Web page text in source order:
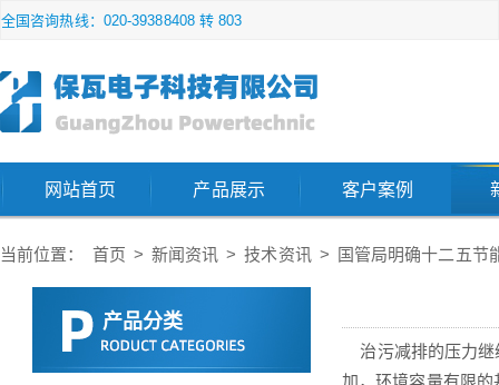
全国咨询热线：020-39388408 转 803
网站首页 产品展示 客户案例
当前位置： 首页 > 新闻资讯 > 技术资讯 > 国管局明确十二五节
治污减排的压力继
加，环境容量有限
产品分类